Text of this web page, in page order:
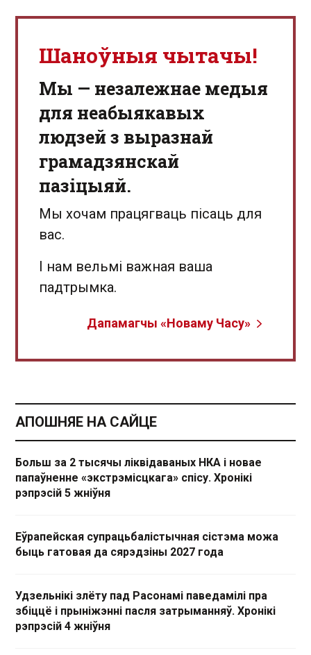
Шаноўныя чытачы!
Мы — незалежнае медыя
для неабыякавых
людзей з выразнай
грамадзянскай
пазіцыяй.
Мы хочам працягваць пісаць для
вас.
І нам вельмі важная ваша
падтрымка.
Дапамагчы «Новаму Часу»
АПОШНЯЕ НА САЙЦЕ
Больш за 2 тысячы ліквідаваных НКА і новае
папаўненне «экстрэмісцкага» спісу. Хронікі
рэпрэсій 5 жніўня
Еўрапейская супрацьбалістычная сістэма можа
быць гатовая да сярэдзіны 2027 года
Удзельнікі злёту пад Расонамі паведамілі пра
збіццё і прыніжэнні пасля затрыманняў. Хронікі
рэпрэсій 4 жніўня